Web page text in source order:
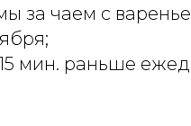
за чаем с
мин. раньше